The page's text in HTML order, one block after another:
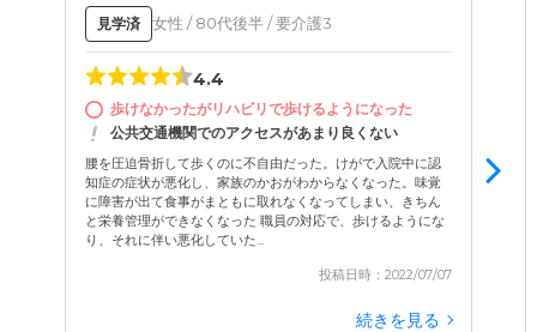
見学済 女性 / 80代後半 / 要介護3
4.4
歩けなかったがリハビリで歩けるようになった
公共交通機関でのアクセスがあまり良くない
腰を圧迫骨折して歩くのに不自由だった。けがで入院中に認
知症の症状が悪化し、家族のかおがわからなくなった。味覚
に障害が出て食事がまともに取れなくなってしまい、きちん
と栄養管理ができなくなった 職員の対応で、歩けるようにな
り、それに伴い悪化していた...
投稿日時：2022/07/07
続きを見る